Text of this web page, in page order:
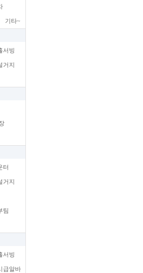
기타~
서빙
거지
터
거지
팀
서빙
급알바